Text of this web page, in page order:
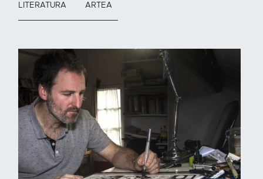
LITERATURA ARTEA